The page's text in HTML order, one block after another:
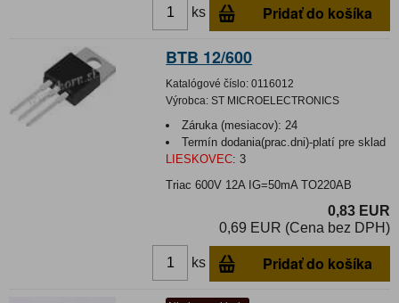
ks Pridať do košíka
BTB 12/600
Katalógové číslo: 0116012
Výrobca: ST MICROELECTRONICS
Záruka (mesiacov): 24
Termín dodania(prac.dni)-platí pre sklad
LIESKOVEC: 3
Triac 600V 12A IG=50mA TO220AB
0,83 EUR
0,69 EUR (Cena bez DPH)
ks Pridať do košíka